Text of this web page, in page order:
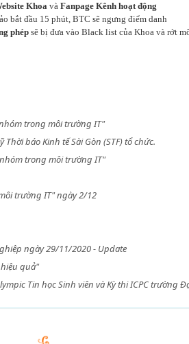
Khoa và Fanpage Kênh hoạt động
bắt đầu 15 phút, BTC sẽ ngưng điểm danh
phép sẽ bị đưa vào Black list của Khoa và rớt
trong môi trường IT"
báo Kinh tế Sài Gòn (STF) tổ chức.
trong môi trường IT"
trường IT" ngày 2/12
ngày 29/11/2020 - Update
quả"
Tin học Sinh viên và Kỳ thi ICPC trường